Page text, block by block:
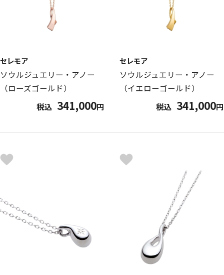
セレモア
ソウルジュエリー・アノー
（ローズゴールド）
税込 341,000円
セレモア
ソウルジュエリー・アノー
（イエローゴールド）
税込 341,000円